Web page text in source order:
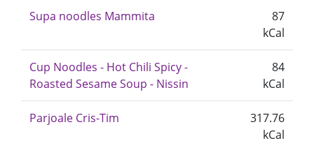
Supa noodles Mammita
87
kCal
Cup Noodles - Hot Chili Spicy -
Roasted Sesame Soup - Nissin
84
kCal
Parjoale Cris-Tim
317.76
kCal